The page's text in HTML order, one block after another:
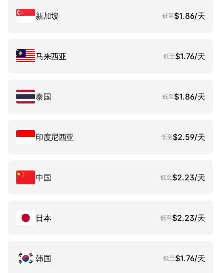
新加坡 低至$1.86/天
马来西亚 低至$1.76/天
泰国 低至$1.86/天
印度尼西亚 低至$2.59/天
中国 低至$2.23/天
日本 低至$2.23/天
韩国 低至$1.76/天